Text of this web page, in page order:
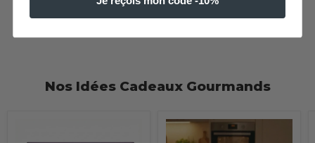
Nos Idées Cadeaux Gourmands